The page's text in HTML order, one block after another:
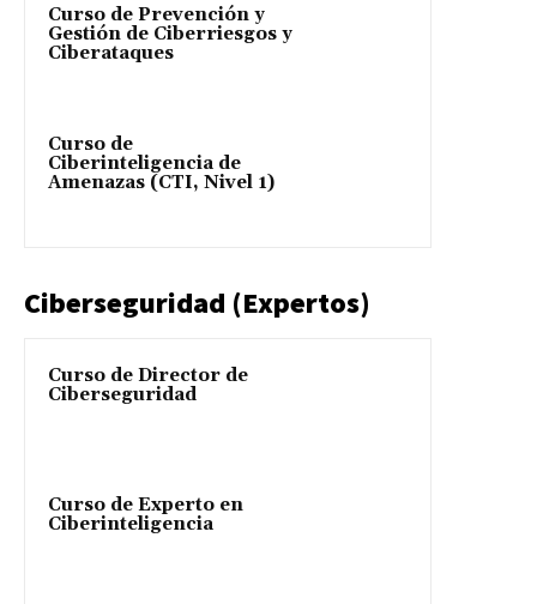
Curso de Prevención y
Gestión de Ciberriesgos y
Ciberataques
Curso de
Ciberinteligencia de
Amenazas (CTI, Nivel 1)
Ciberseguridad (Expertos)
Curso de Director de
Ciberseguridad
Curso de Experto en
Ciberinteligencia